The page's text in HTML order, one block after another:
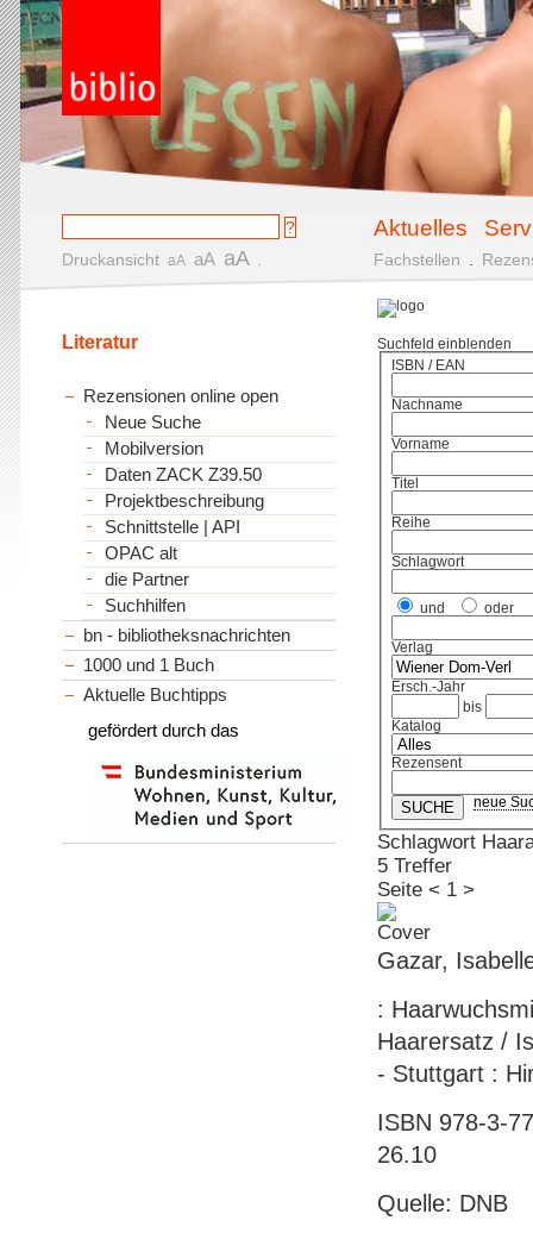
Aktuelles
Druckansicht aA aA aA Fachstellen
Suchfeld einblenden
ISBN / EAN
Nachname
Vorname
Titel
Reihe
Schlagwort
und oder
Verlag
Ersch.-Jahr
bis
Katalog
Rezensent
neue
Schlagwort
5 Treffer
Seite < 1 >
Gazar,
:
Haarersatz /
- Stuttgart :
ISBN 978-3-
26.10
Quelle: DNB
Literatur
Rezensionen online open
Neue Suche
Mobilversion
Daten ZACK Z39.50
Projektbeschreibung
Schnittstelle | API
OPAC alt
die Partner
Suchhilfen
bn - bibliotheksnachrichten
1000 und 1 Buch
Aktuelle Buchtipps
gefördert durch das